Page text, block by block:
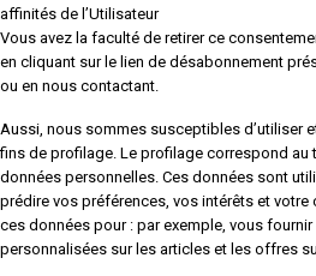
affinités de l’Utilisateur
Vous avez la faculté de retirer ce
en cliquant sur le lien de désabonnement
ou en nous contactant.
Aussi, nous sommes susceptibles d’utiliser
fins de profilage. Le profilage correspond au
données personnelles. Ces données sont
prédire vos préférences, vos intérêts et
ces données pour : par exemple, vous
personnalisées sur les articles et les offres